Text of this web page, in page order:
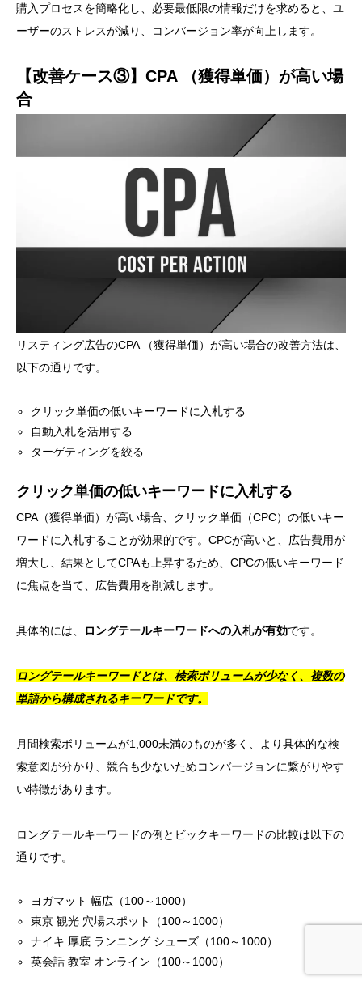
購入プロセスを簡略化し、必要最低限の情報だけを求めると、ユ
ーザーのストレスが減り、コンバージョン率が向上します。
【改善ケース③】CPA （獲得単価）が高い場
合
リスティング広告のCPA （獲得単価）が高い場合の改善方法は、
以下の通りです。
クリック単価の低いキーワードに入札する
自動入札を活用する
ターゲティングを絞る
クリック単価の低いキーワードに入札する
CPA（獲得単価）が高い場合、クリック単価（CPC）の低いキー
ワードに入札することが効果的です。CPCが高いと、広告費用が
増大し、結果としてCPAも上昇するため、CPCの低いキーワード
に焦点を当て、広告費用を削減します。
具体的には、 ロングテールキーワードへの入札が有効です。
ロングテールキーワードとは、検索ボリュームが少なく、複数の
単語から構成されるキーワードです。
月間検索ボリュームが1,000未満のものが多く、より具体的な検
索意図が分かり、競合も少ないためコンバージョンに繋がりやす
い特徴があります。
ロングテールキーワードの例とビックキーワードの比較は以下の
通りです。
ヨガマット 幅広（100～1000）
東京 観光 穴場スポット（100～1000）
ナイキ 厚底 ランニング シューズ（100～1000）
英会話 教室 オンライン（100～1000）